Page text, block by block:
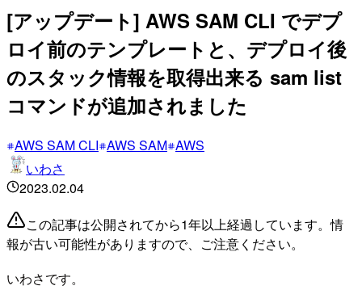
[アップデート] AWS SAM CLI でデプ
ロイ前のテンプレートと、デプロイ後
のスタック情報を取得出来る sam list
コマンドが追加されました
AWS SAM CLI AWS SAM AWS
いわさ
2023.02.04
この記事は公開されてから1年以上経過しています。情
報が古い可能性がありますので、ご注意ください。
いわさです。